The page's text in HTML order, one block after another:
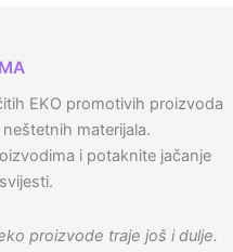
EKO promotivih proizvoda
materijala.
i potaknite jačanje
proizvode traje još i dulje.